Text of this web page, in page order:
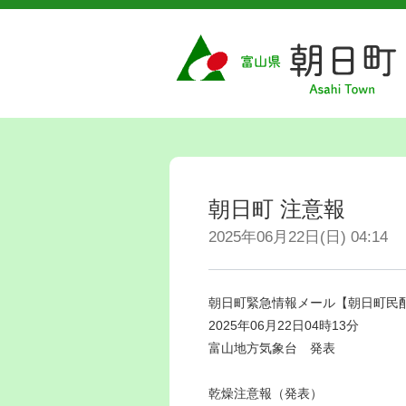
朝日町 注意報
2025年06月22日(日) 04:14
朝日町緊急情報メール【朝日町民
2025年06月22日04時13分
富山地方気象台 発表
乾燥注意報（発表）